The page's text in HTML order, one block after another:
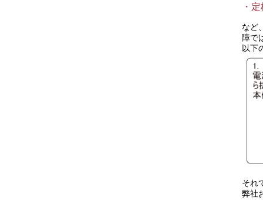
・
など
障で
以下
それ
弊社